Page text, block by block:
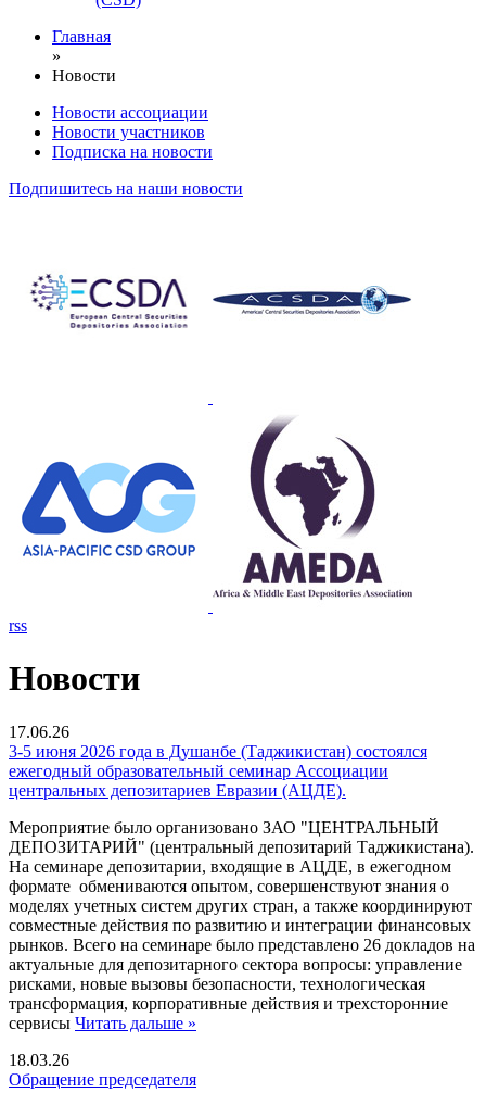
Главная
»
Новости
Новости ассоциации
Новости участников
Подписка на новости
Подпишитесь на наши новости
rss
Новости
17.06.26
3-5 июня 2026 года в Душанбе (Таджикистан) состоялся
ежегодный образовательный семинар Ассоциации
центральных депозитариев Евразии (АЦДЕ).
Мероприятие было организовано ЗАО "ЦЕНТРАЛЬНЫЙ
ДЕПОЗИТАРИЙ" (центральный депозитарий Таджикистана).
На семинаре депозитарии, входящие в АЦДЕ, в ежегодном
формате обмениваются опытом, совершенствуют знания о
моделях учетных систем других стран, а также координируют
совместные действия по развитию и интеграции финансовых
рынков. Всего на семинаре было представлено 26 докладов на
актуальные для депозитарного сектора вопросы: управление
рисками, новые вызовы безопасности, технологическая
трансформация, корпоративные действия и трехсторонние
сервисы Читать дальше »
18.03.26
Обращение председателя